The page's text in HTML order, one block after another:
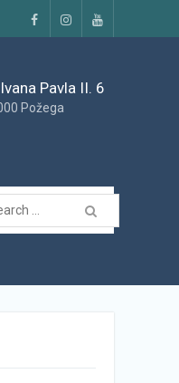
FacebookInstagramYouTube
Pavla II. 6
Požega